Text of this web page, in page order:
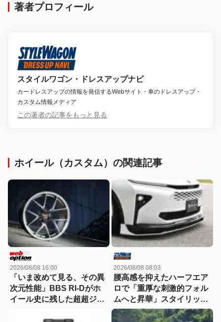
著者プロフィール
スタイルワゴン・ドレスアップナビ
カードレスアップの情報を発信するWebサイト・車のドレスアップ・
カスタム情報メディア
この著者の記事をもっと見る
ホイール（カスタム）の関連記事
2026/08/08 16:00
「いま改めて見る、その異
次元性能」BBS RI-Dがホ
イール史に残した超超ジュ
2026/08/08 08:03
腰高感を抑えたハーフエア
ロで「重厚な刺激的フォル
ムへと昇華」スタイリッシ
ュなエステートを構築